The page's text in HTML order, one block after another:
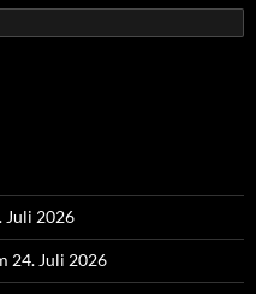
Juli 2026
24. Juli 2026